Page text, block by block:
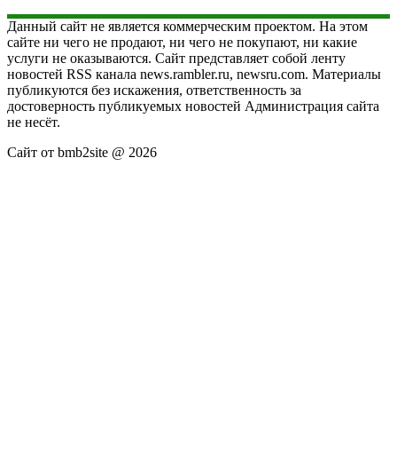
Данный сайт не является коммерческим проектом. На этом
сайте ни чего не продают, ни чего не покупают, ни какие
услуги не оказываются. Сайт представляет собой ленту
новостей RSS канала news.rambler.ru, newsru.com. Материалы
публикуются без искажения, ответственность за
достоверность публикуемых новостей Администрация сайта
не несёт.
Сайт от bmb2site @ 2026